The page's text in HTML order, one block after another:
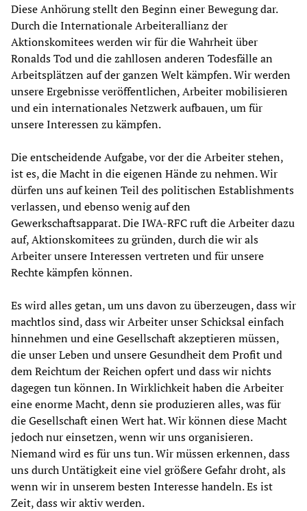
Diese Anhörung stellt den Beginn einer Bewegung dar.
Durch die Internationale Arbeiterallianz der
Aktionskomitees werden wir für die Wahrheit über
Ronalds Tod und die zahllosen anderen Todesfälle an
Arbeitsplätzen auf der ganzen Welt kämpfen. Wir werden
unsere Ergebnisse veröffentlichen, Arbeiter mobilisieren
und ein internationales Netzwerk aufbauen, um für
unsere Interessen zu kämpfen.
Die entscheidende Aufgabe, vor der die Arbeiter stehen,
ist es, die Macht in die eigenen Hände zu nehmen. Wir
dürfen uns auf keinen Teil des politischen Establishments
verlassen, und ebenso wenig auf den
Gewerkschaftsapparat. Die IWA-RFC ruft die Arbeiter dazu
auf, Aktionskomitees zu gründen, durch die wir als
Arbeiter unsere Interessen vertreten und für unsere
Rechte kämpfen können.
Es wird alles getan, um uns davon zu überzeugen, dass wir
machtlos sind, dass wir Arbeiter unser Schicksal einfach
hinnehmen und eine Gesellschaft akzeptieren müssen,
die unser Leben und unsere Gesundheit dem Profit und
dem Reichtum der Reichen opfert und dass wir nichts
dagegen tun können. In Wirklichkeit haben die Arbeiter
eine enorme Macht, denn sie produzieren alles, was für
die Gesellschaft einen Wert hat. Wir können diese Macht
jedoch nur einsetzen, wenn wir uns organisieren.
Niemand wird es für uns tun. Wir müssen erkennen, dass
uns durch Untätigkeit eine viel größere Gefahr droht, als
wenn wir in unserem besten Interesse handeln. Es ist
Zeit, dass wir aktiv werden.